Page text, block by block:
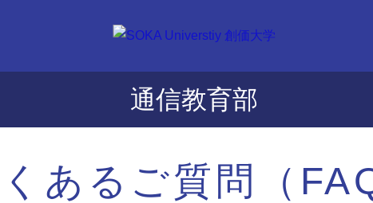
通信教育部
あるご質問（